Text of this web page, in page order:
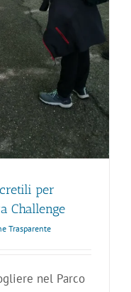
per
Challenge
Trasparente
nel Parco